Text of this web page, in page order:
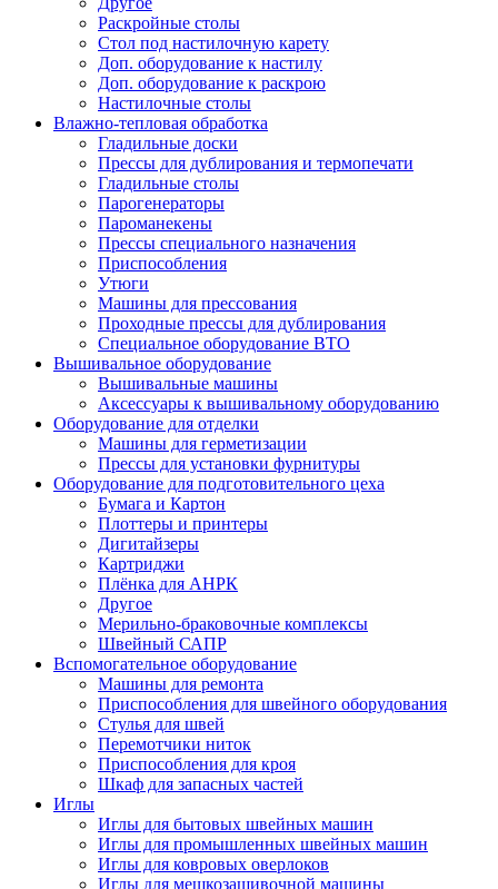
Раскройные столы
Стол под настилочную карету
Доп. оборудование к настилу
Доп. оборудование к раскрою
Настилочные столы
Влажно-тепловая обработка
Гладильные доски
Прессы для дублирования и термопечати
Гладильные столы
Парогенераторы
Пароманекены
Прессы специального назначения
Приспособления
Утюги
Машины для прессования
Проходные прессы для дублирования
Специальное оборудование ВТО
Вышивальное оборудование
Вышивальные машины
Аксессуары к вышивальному оборудованию
Оборудование для отделки
Машины для герметизации
Прессы для установки фурнитуры
Оборудование для подготовительного цеха
Бумага и Картон
Плоттеры и принтеры
Дигитайзеры
Картриджи
Плёнка для АНРК
Другое
Мерильно-браковочные комплексы
Швейный САПР
Вспомогательное оборудование
Машины для ремонта
Приспособления для швейного оборудования
Стулья для швей
Перемотчики ниток
Приспособления для кроя
Шкаф для запасных частей
Иглы
Иглы для бытовых швейных машин
Иглы для промышленных швейных машин
Иглы для ковровых оверлоков
Иглы для мешкозашивочной машины